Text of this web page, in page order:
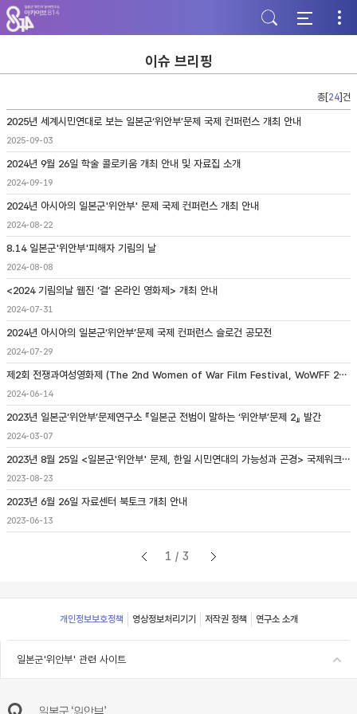
주
메
뉴
가
본
문
바
기
하
단
바
기
이슈 브리핑
총[24]건
2025년 세계시민연대로 보는 일본군‘위안부’문제 국제 컨퍼런스 개최 안내
2025-09-03
2024년 9월 26일 학술 콜로키움 개최 안내 및 자료집 소개
2024-09-19
2024년 아시아의 일본군'위안부' 문제 국제 컨퍼런스 개최 안내
2024-08-22
8.14 일본군'위안부'피해자 기림의 날
2024-08-08
<2024 기림의날 웹진 ‘결’ 온라인 영화제> 개최 안내
2024-07-31
2024년 아시아의 일본군‘위안부’문제 국제 컨퍼런스 슬로건 공모전
2024-07-29
제2회 전쟁과여성영화제 (The 2nd Women of War Film Festival, WoWFF 2024) 개최 안내
2024-06-14
2023년 일본군‘위안부’문제연구소 『일본군 전범이 말하는 ‘위안부’문제 2』 발간
2024-03-07
2023년 8월 25일 <일본군'위안부' 문제, 한일 시민연대의 가능성과 곤경> 국제워크숍 개최
2023-08-23
2023년 6월 26일 자료센터 북토크 개최 안내
2023-06-13
1/3
Footer
개인정보보호정책 영상정보처리기기 저작권 정책 연구소 소개
일본군'위안부' 관련 사이트